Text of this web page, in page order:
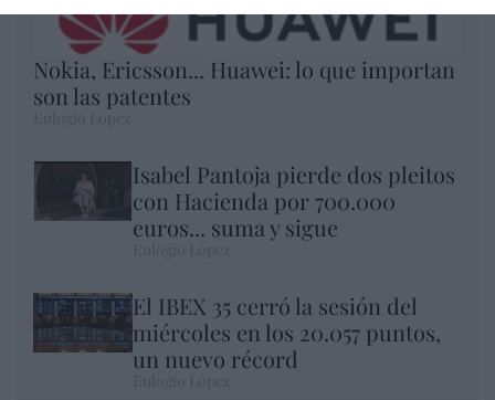
Nokia, Ericsson... Huawei: lo que importan
son las patentes
Isabel Pantoja pierde dos pleitos
con Hacienda por 700.000
euros... suma y sigue
El IBEX 35 cerró la sesión del
miércoles en los 20.057 puntos,
un nuevo récord